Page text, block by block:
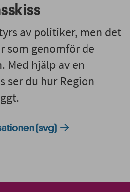
av politiker, men det
som genomför de
Med hjälp av en
ser du hur Region
(svg)